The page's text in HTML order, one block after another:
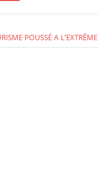
POUSSÉ A L’EXTRÊME